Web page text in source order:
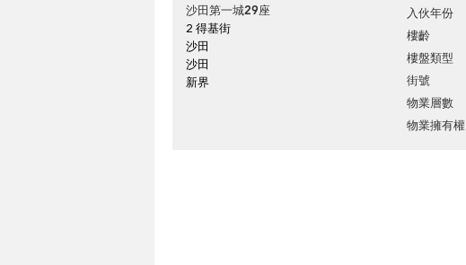
沙田第一城29座
2 得基街
沙田
沙田
新界
入伙年份
樓齡
樓盤類型
街號
物業層數
物業擁有權